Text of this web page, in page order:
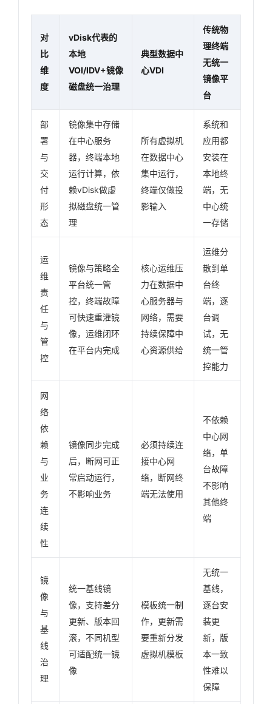
对
比
维
度
vDisk代表的
本地
VOI/IDV+镜像
磁盘统一治理
典型数据中
心VDI
传统物
理终端
无统一
镜像平
台
部
署
与
交
付
形
态
镜像集中存储
在中心服务
器，终端本地
运行计算，依
赖vDisk做虚
拟磁盘统一管
理
所有虚拟机
在数据中心
集中运行，
终端仅做投
影输入
系统和
应用都
安装在
本地终
端，无
中心统
一存储
运
维
责
任
与
管
控
镜像与策略全
平台统一管
控，终端故障
可快速重灌镜
像，运维闭环
在平台内完成
核心运维压
力在数据中
心服务器与
网络，需要
持续保障中
心资源供给
运维分
散到单
台终
端，逐
台调
试，无
统一管
控能力
网
络
依
赖
与
业
务
连
续
性
镜像同步完成
后，断网可正
常启动运行，
不影响业务
必须持续连
接中心网
络，断网终
端无法使用
不依赖
中心网
络，单
台故障
不影响
其他终
端
镜
像
与
基
线
治
理
统一基线镜
像，支持差分
更新、版本回
滚，不同机型
可适配统一镜
像
模板统一制
作，更新需
要重新分发
虚拟机模板
无统一
基线，
逐台安
装更
新，版
本一致
性难以
保障